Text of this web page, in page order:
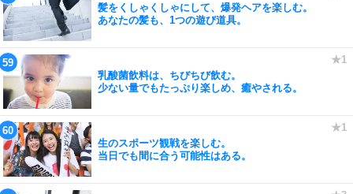
髪をくしゃくしゃにして、爆発ヘアを楽しむ。
あなたの髪も、1つの遊び道具。
乳酸菌飲料は、ちびちび飲む。
少ない量でもたっぷり楽しめ、癒やされる。
生のスポーツ観戦を楽しむ。
当日でも間に合う可能性はある。